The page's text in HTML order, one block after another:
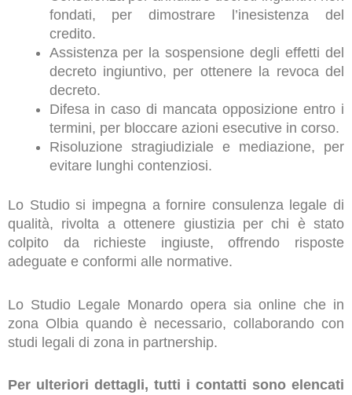
fondati, per dimostrare l’inesistenza del
credito.
Assistenza per la sospensione degli effetti del
decreto ingiuntivo, per ottenere la revoca del
decreto.
Difesa in caso di mancata opposizione entro i
termini, per bloccare azioni esecutive in corso.
Risoluzione stragiudiziale e mediazione, per
evitare lunghi contenziosi.
Lo Studio si impegna a fornire consulenza legale di
qualità, rivolta a ottenere giustizia per chi è stato
colpito da richieste ingiuste, offrendo risposte
adeguate e conformi alle normative.
Lo Studio Legale Monardo opera sia online che in
zona Olbia quando è necessario, collaborando con
studi legali di zona in partnership.
Per ulteriori dettagli, tutti i contatti sono elencati